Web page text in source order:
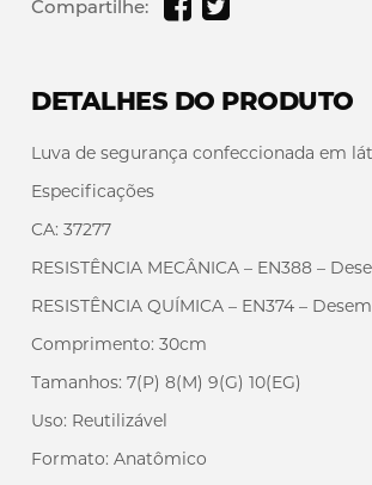
Compartilhe:
DETALHES DO PRODUTO
Luva de segurança confeccionada em
Especificações
CA: 37277
RESISTÊNCIA MECÂNICA – EN388 –
RESISTÊNCIA QUÍMICA – EN374 –
Comprimento: 30cm
Tamanhos: 7(P) 8(M) 9(G) 10(EG)
Uso: Reutilizável
Formato: Anatômico